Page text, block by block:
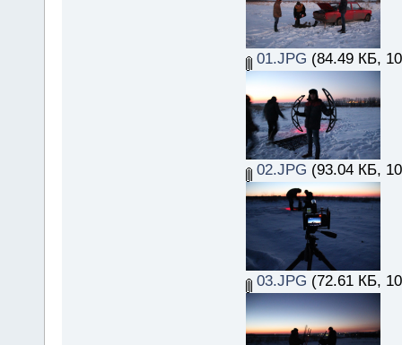
01.JPG (84.49 КБ,
02.JPG (93.04 КБ,
03.JPG (72.61 КБ,